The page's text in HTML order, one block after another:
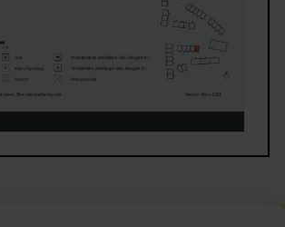
er der kort afstand til indkøb,
skole og fritidsaktiviteter, og
ligger kun ca. 1,5 km væk med
både Roskilde og København.
på åbne marker, vandløb og grønne
der skaber en naturskøn ramme om